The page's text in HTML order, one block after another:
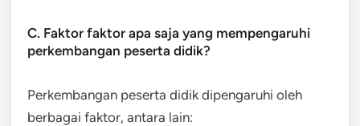
C. Faktor faktor apa saja yang mempengaruhi
perkembangan peserta didik?
Perkembangan peserta didik dipengaruhi oleh
berbagai faktor, antara lain: